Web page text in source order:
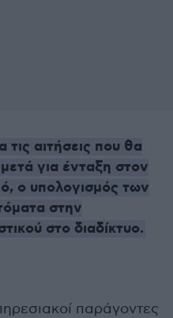
τις αιτήσεις που θα
για ένταξη στον
ο υπολογισμός των
στην
στο διαδίκτυο.
παράγοντες